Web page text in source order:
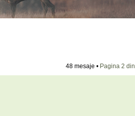
48 mesaje • Pagina 2 din